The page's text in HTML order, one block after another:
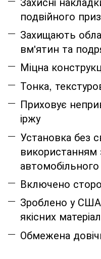
подвійного
Захищають
вм'ятин та
Міцна
Тонка,
Приховує
іржу
Установка без
використанням
Включено
Зроблено у
якісних
Обмежена